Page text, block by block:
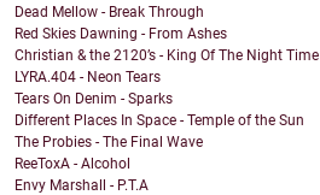
Dead Mellow - Break Through
Red Skies Dawning - From Ashes
Christian & the 2120’s - King Of The Night Time
LYRA.404 - Neon Tears
Tears On Denim - Sparks
Different Places In Space - Temple of the Sun
The Probies - The Final Wave
ReeToxA - Alcohol
Envy Marshall - P.T.A